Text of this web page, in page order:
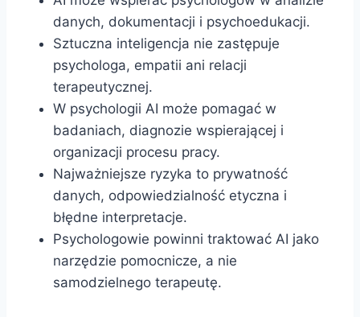
danych, dokumentacji i psychoedukacji.
Sztuczna inteligencja nie zastępuje
psychologa, empatii ani relacji
terapeutycznej.
W psychologii AI może pomagać w
badaniach, diagnozie wspierającej i
organizacji procesu pracy.
Najważniejsze ryzyka to prywatność
danych, odpowiedzialność etyczna i
błędne interpretacje.
Psychologowie powinni traktować AI jako
narzędzie pomocnicze, a nie
samodzielnego terapeutę.